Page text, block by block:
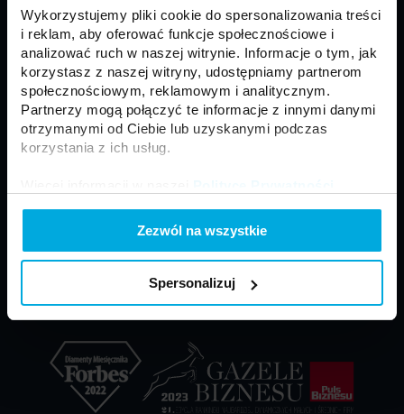
Wykorzystujemy pliki cookie do spersonalizowania treści
i reklam, aby oferować funkcje społecznościowe i
analizować ruch w naszej witrynie. Informacje o tym, jak
korzystasz z naszej witryny, udostępniamy partnerom
społecznościowym, reklamowym i analitycznym.
Partnerzy mogą połączyć te informacje z innymi danymi
otrzymanymi od Ciebie lub uzyskanymi podczas
korzystania z ich usług.
Zezwól na wszystkie
Spersonalizuj
Oprawy sufitowe Moduły
Motoryzacja Złącza i akcesoria
Panele LED Naświetlacze LED
Neony LED Lampy zewnętrzne
Materiały do pobrania
Dokumenty reklamacyjne Relacje inwestorskie
Kodeks postępowania